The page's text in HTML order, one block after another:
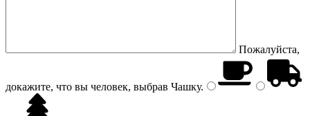
Пожалуйста,
докажите, что вы человек, выбрав Чашку.